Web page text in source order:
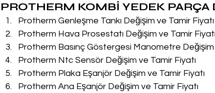
PROTHERM KOMBİ YEDEK PARÇA
Protherm Genleşme Tankı Değişim ve Tamir Fiyatı
Protherm Hava Prosestatı Değişim ve Tamir Fiyatı
Protherm Basınç Göstergesi Manometre Değişim
Protherm Ntc Sensör Değişim ve Tamir Fiyatı
Protherm Plaka Eşanjör Değişim ve Tamir Fiyatı
Protherm Ana Eşanjör Değişim ve Tamir Fiyatı